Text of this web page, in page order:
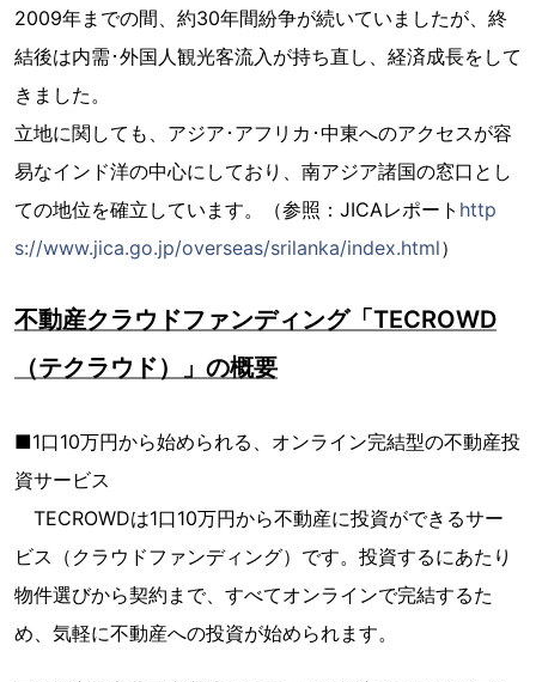
2009年までの間、約30年間紛争が続いていましたが、終
結後は内需･外国人観光客流入が持ち直し、経済成長をして
きました。
立地に関しても、アジア･アフリカ･中東へのアクセスが容
易なインド洋の中心にしており、南アジア諸国の窓口とし
ての地位を確立しています。（参照：JICAレポート http
s://www.jica.go.jp/overseas/srilanka/index.html）
不動産クラウドファンディング「TECROWD
（テクラウド）」の概要
■1口10万円から始められる、オンライン完結型の不動産投
資サービス
TECROWDは1口10万円から不動産に投資ができるサー
ビス（クラウドファンディング）です。投資するにあたり
物件選びから契約まで、すべてオンラインで完結するた
め、気軽に不動産への投資が始められます。